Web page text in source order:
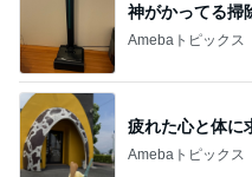
神がかってる掃
Amebaトピックス
疲れた心と体に
Amebaトピックス